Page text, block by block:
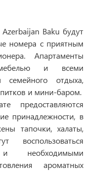
Baku будут
номера с приятным
Апартаменты
и всеми
семейного отдыха,
и мини-баром.
предоставляются
принадлежности, в
тапочки, халаты,
воспользоваться
необходимыми
ароматных